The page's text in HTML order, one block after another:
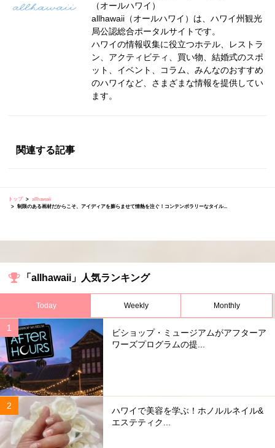
（オールハワイ）
allhawaii（オールハワイ）は、ハワイ州観光
局公認総合ポータルサイトです。
ハワイの情報収集に役立つホテル、レストラ
ン、アクティビティ、買い物、結婚式のスポ
ット、イベント、コラム、みんなのおすすめ
のハワイなど、さまざまな情報を提供してい
ます。
関連する記事
トップ
allhawaii
制限のある画材だからこそ、アイディアを膨らませて情熱を注ぐ！コンテンポラリーなタイル...
「allhawaii」人気ランキング
Today Weekly Monthly
ビショップ・ミュージアムがアフターア
ワーズプログラムの提...
ハワイで美容を学ぶ！ホノルルネイル&
エステティク...